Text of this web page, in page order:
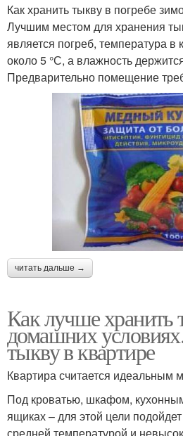
Как хранить тыкву в погребе
Лучшим местом для хранения
является погреб, температура в
около 5 °С, а влажность
Предварительно помещение
читать дальше →
Как лучше хранить
домашних
тыкву в квартире
Квартира считается идеальным
Под кроватью, шкафом,
ящиках – для этой цели
средней температурой и